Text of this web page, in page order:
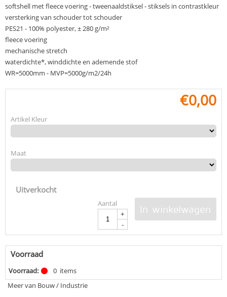
softshell met fleece voering - tweenaaldstiksel - stiksels in contrastkleur
versterking van schouder tot schouder
PES21 - 100% polyester, ± 280 g/m²
fleece voering
mechanische stretch
waterdichte*, winddichte en ademende stof
WR=5000mm - MVP=5000g/m2/24h
€0,00
Artikel Kleur
Maat
Uitverkocht
Aantal
+
-
In winkelwagen
Voorraad
Voorraad: 0 items
Meer van Bouw / Industrie